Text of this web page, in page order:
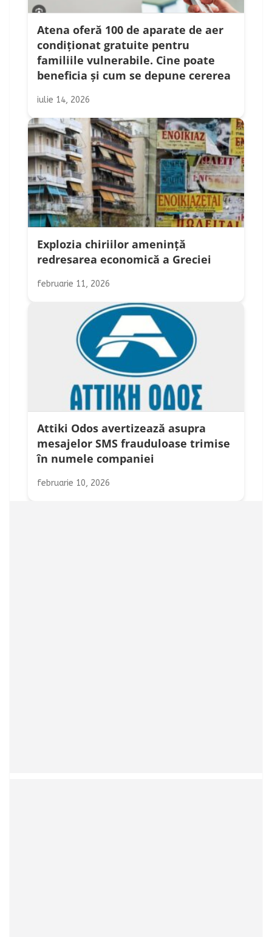
Atena oferă 100 de aparate de aer
condiționat gratuite pentru
familiile vulnerabile. Cine poate
beneficia și cum se depune cererea
iulie 14, 2026
Explozia chiriilor amenință
redresarea economică a Greciei
februarie 11, 2026
Attiki Odos avertizează asupra
mesajelor SMS frauduloase trimise
în numele companiei
februarie 10, 2026